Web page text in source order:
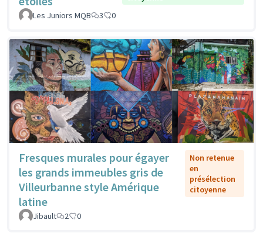
Les Juniors MQB
3 0
Fresques murales pour égayer
les grands immeubles gris de
Villeurbanne style Amérique
latine
Non retenue
en
présélection
citoyenne
Jibault 2 0